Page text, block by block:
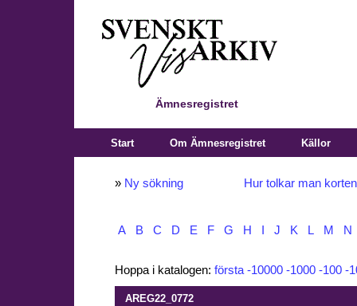
Ämnesregistret
Start Om Ämnesregistret Källor
» Ny sökning Hur tolkar man
A B C D E F G H J K L M N
Hoppa i katalogen: första -10000 -1000 -100 -
AREG22_0772